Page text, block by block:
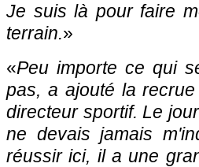
Je suis là pour faire
terrain.»
«Peu importe ce qui
pas, a ajouté la
directeur sportif. Le
ne devais jamais
réussir ici, il a une